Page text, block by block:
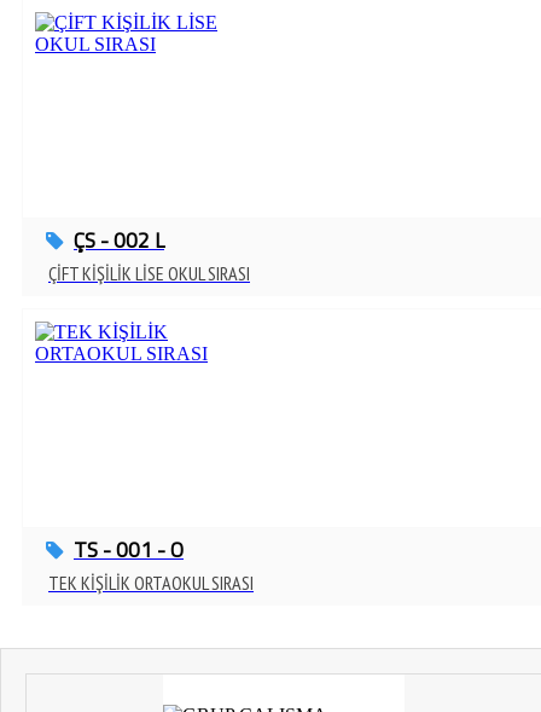
ÇS - 002 L
ÇİFT KİŞİLİK LİSE OKUL SIRASI
TS - 001 - O
TEK KİŞİLİK ORTAOKUL SIRASI